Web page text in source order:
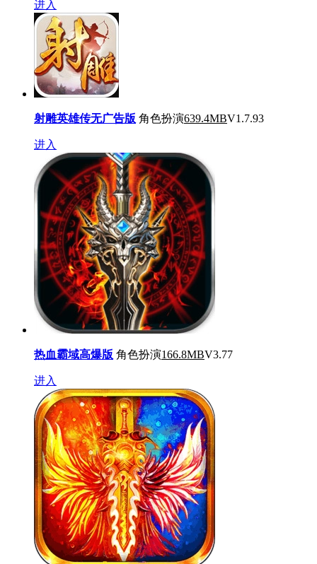
进入
射雕英雄传无广告版 角色扮演639.4MBV1.7.93
进入
热血霸域高爆版 角色扮演166.8MBV3.77
进入